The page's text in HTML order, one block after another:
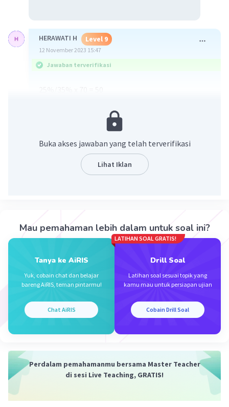
HERAWATI H Level 9
12 November 2023 15:47
Jawaban terverifikasi
Buka akses jawaban yang telah terverifikasi
Lihat Iklan
Mau pemahaman lebih dalam untuk soal ini?
Tanya ke AiRIS
Yuk, cobain chat dan belajar
bareng AiRIS, teman pintarmu!
Chat AiRIS
LATIHAN SOAL GRATIS!
Drill Soal
Latihan soal sesuai topik yang
kamu mau untuk persiapan ujian
Cobain Drill Soal
Perdalam pemahamanmu bersama Master Teacher
di sesi Live Teaching, GRATIS!